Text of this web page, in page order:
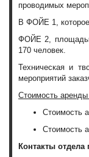
проводимых
В ФОЙЕ 1,
ФОЙЕ 2,
170 человек.
Техническая и
мероприятий
Стоимость
Стоимость
Стоимость
Контакты